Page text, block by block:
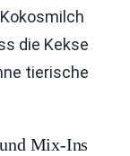
die Kekse
tierische
Mix-Ins